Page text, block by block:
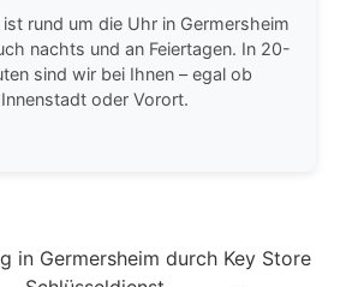
ist rund um die Uhr in Germersheim
nachts und an Feiertagen. In 20-
sind wir bei Ihnen – egal ob
Innenstadt oder Vorort.